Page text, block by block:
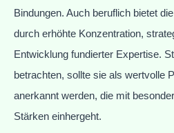
Bindungen. Auch beruflich bietet
durch erhöhte Konzentration,
Entwicklung fundierter Expertise.
betrachten, sollte sie als wertvolle
anerkannt werden, die mit
Stärken einhergeht.